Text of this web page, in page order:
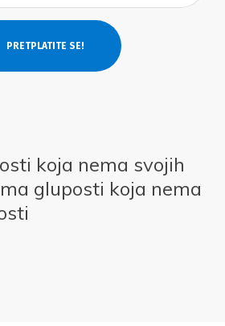
koja nema svojih
gluposti koja nema